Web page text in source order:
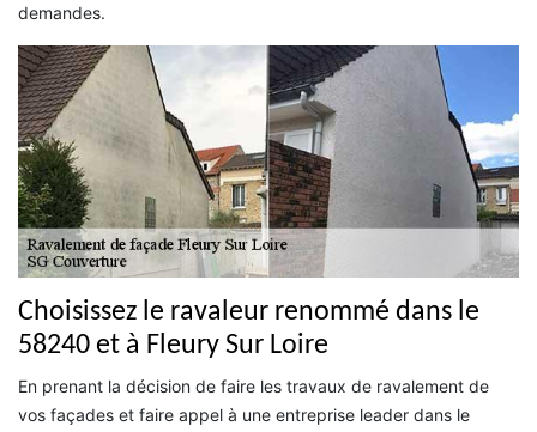
demandes.
Choisissez le ravaleur renommé dans le
58240 et à Fleury Sur Loire
En prenant la décision de faire les travaux de ravalement de
vos façades et faire appel à une entreprise leader dans le